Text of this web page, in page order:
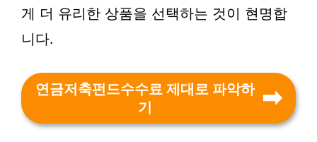
게 더 유리한 상품을 선택하는 것이 현명합
니다.
연금저축펀드수수료 제대로 파악하
기